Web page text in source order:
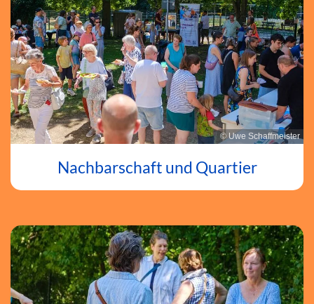
© Uwe Schaffmeister
Nachbarschaft und Quartier